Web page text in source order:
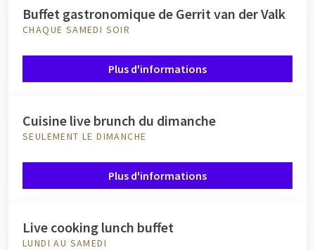
Buffet gastronomique de Gerrit van der Valk
CHAQUE SAMEDI SOIR
Plus d'informations
Cuisine live brunch du dimanche
SEULEMENT LE DIMANCHE
Plus d'informations
Live cooking lunch buffet
LUNDI AU SAMEDI